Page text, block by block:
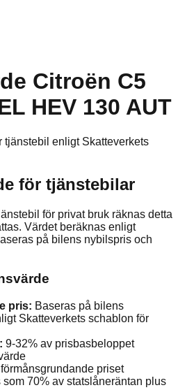
Citroën C5
HEV 130 AUT
tjänstebil enligt Skatteverkets
för tjänstebilar
för privat bruk räknas detta
Värdet beräknas enligt
på bilens nybilspris och
pris: Baseras på bilens
Skatteverkets schablon för
9-32% av prisbasbeloppet
priset
som 70% av statslåneräntan plus